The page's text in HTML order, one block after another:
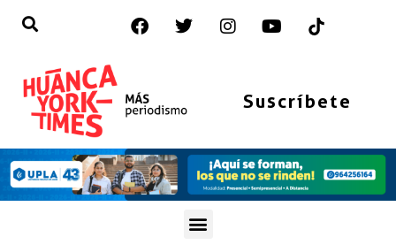
Suscríbete